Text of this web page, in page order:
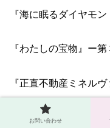
『海に眠るダイヤモ
『わたしの宝物』ー
『正直不動産ミネル
映画
お問い合わせ